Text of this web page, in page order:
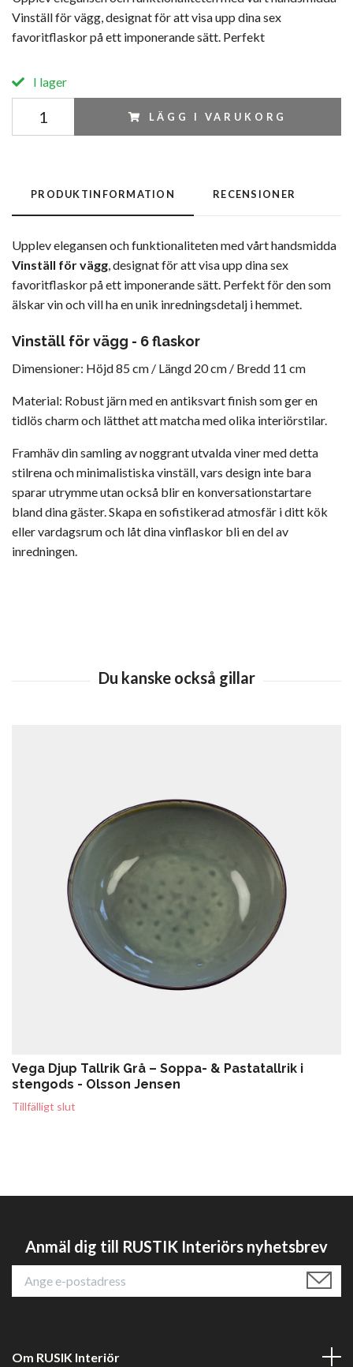
Vinställ för vägg, designat för att visa upp dina sex
favoritflaskor på ett imponerande sätt. Perfekt
I lager
LÄGG I VARUKORG
PRODUKTINFORMATION RECENSIONER
Upplev elegansen och funktionaliteten med vårt handsmidda
Vinställ för vägg, designat för att visa upp dina sex
favoritflaskor på ett imponerande sätt. Perfekt för den som
älskar vin och vill ha en unik inredningsdetalj i hemmet.
Vinställ för vägg - 6 flaskor
Dimensioner: Höjd 85 cm / Längd 20 cm / Bredd 11 cm
Material: Robust järn med en antiksvart finish som ger en
tidlös charm och lätthet att matcha med olika interiörstilar.
Framhäv din samling av noggrant utvalda viner med detta
stilrena och minimalistiska vinställ, vars design inte bara
sparar utrymme utan också blir en konversationstartare
bland dina gäster. Skapa en sofistikerad atmosfär i ditt kök
eller vardagsrum och låt dina vinflaskor bli en del av
inredningen.
Vega Djup Tallrik Grå – Soppa- & Pastatallrik i
stengods - Olsson Jensen
Tillfälligt slut
Anmäl dig till RUSTIK Interiörs nyhetsbrev
Om RUSIK Interiör